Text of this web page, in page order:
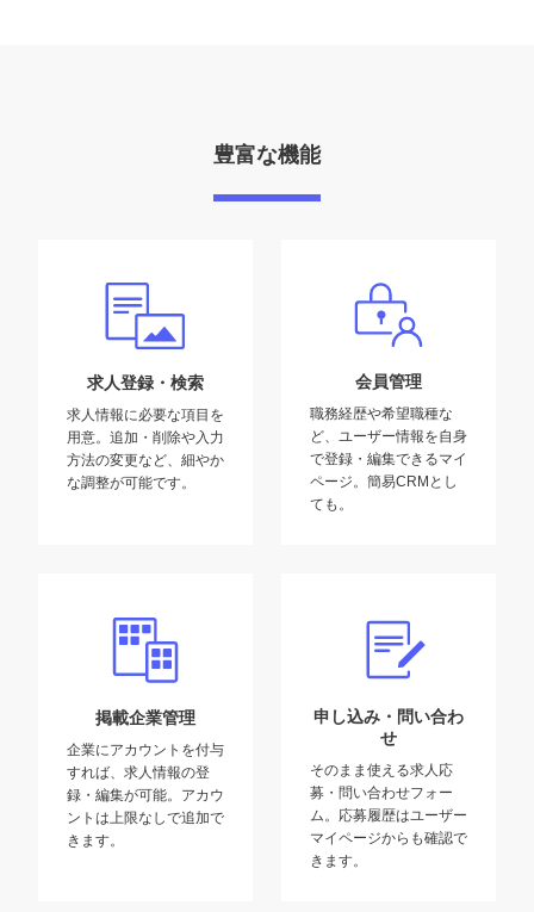
豊富な機能
求人登録・検索
求人情報に必要な項目を
用意。追加・削除や入力
方法の変更など、細やか
な調整が可能です。
会員管理
職務経歴や希望職種な
ど、ユーザー情報を自身
で登録・編集できるマイ
ページ。簡易CRMとし
ても。
掲載企業管理
企業にアカウントを付与
すれば、求人情報の登
録・編集が可能。アカウ
ントは上限なしで追加で
きます。
申し込み・問い合わ
せ
そのまま使える求人応
募・問い合わせフォー
ム。応募履歴はユーザー
マイページからも確認で
きます。